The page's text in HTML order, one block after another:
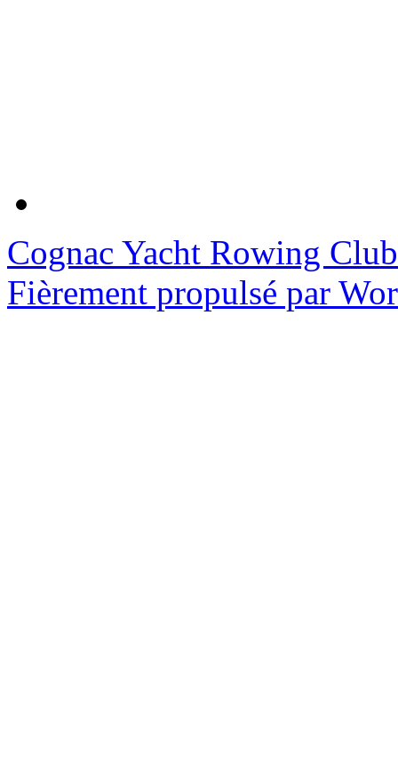
Cognac Yacht Rowing Club
Fièrement propulsé par